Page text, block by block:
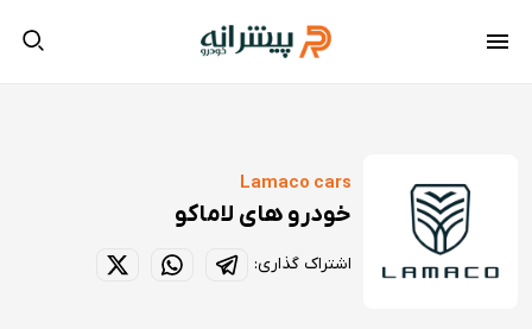
Lamaco cars
خودرو های لاماکو
اشتراک گذاری: